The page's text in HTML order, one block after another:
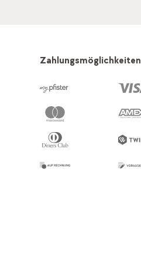
Zahlungsmöglichkeiten